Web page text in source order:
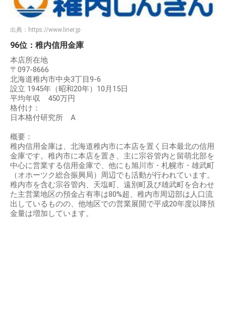
出典： https://www.liner.jp
96位：稚内信用金庫
本店所在地
〒097-8666
北海道稚内市中央3丁目9-6
設立 1945年（昭和20年）10月15日
平均年収 450万円
格付け：
日本格付研究所 A
概要：
稚内信用金庫は、北海道稚内市に本店を置く日本最北の信用
金庫です。稚内市に本店を置き、主に宗谷管内と留萌北部を
中心に営業する信用金庫で、他にも旭川市・札幌市・雄武町
（オホーツク総合振興局）周辺でも活動が行われています。
稚内市を含む宗谷管内、天塩町、遠別町及び雄武町を合わせ
た主営業地区の預金占有率は80%超、稚内市周辺部は人口流
出しているものの、他地区での営業展開で平成20年度以降預
金量は増加しています。